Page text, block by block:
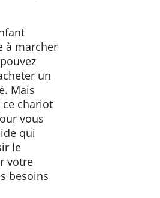
à marcher
un
Mais
chariot
vous
qui
le
votre
besoins